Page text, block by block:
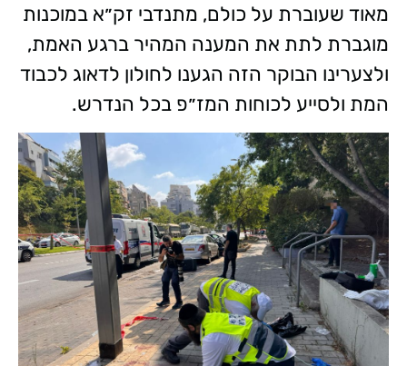
מאוד שעוברת על כולם, מתנדבי זק״א במוכנות
מוגברת לתת את המענה המהיר ברגע האמת,
ולצערינו הבוקר הזה הגענו לחולון לדאוג לכבוד
המת ולסייע לכוחות המז״פ בכל הנדרש.